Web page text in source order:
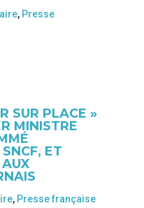
, Presse
SUR PLACE »
MINISTRE
ET
, Presse française